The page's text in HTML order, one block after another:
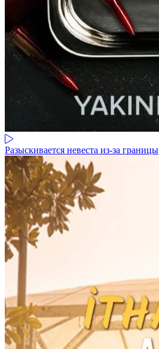
Разыскивается невеста из-за границы